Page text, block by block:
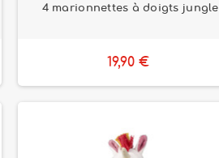
4 marionnettes à doigts jungle
19,90 €